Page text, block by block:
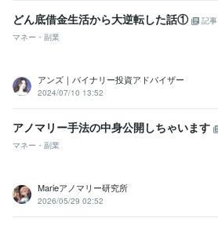
どん底借金生活から大逆転した話①
記事
マネー・副業
アンズ｜バイナリー投資アドバイザー
2024/07/10 13:52
アノマリー手法の中身公開しちゃいます
マネー・副業
Marieアノマリー研究所
2026/05/29 02:52